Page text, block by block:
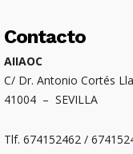
Contacto
AIIAOC
C/ Dr. Antonio Cortés
41004 – SEVILLA
Tlf. 674152462 /